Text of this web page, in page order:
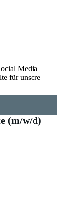
Media
für unsere
(m/w/d)